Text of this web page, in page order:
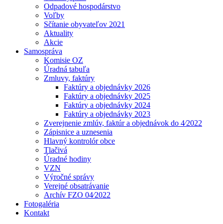
Odpadové hospodárstvo
Voľby
Sčítanie obyvateľov 2021
Aktuality
Akcie
Samospráva
Komisie OZ
Úradná tabuľa
Zmluvy, faktúry
Faktúry a objednávky 2026
Faktúry a objednávky 2025
Faktúry a objednávky 2024
Faktúry a objednávky 2023
Zverejnenie zmlúv, faktúr a objednávok do 4⁄2022
Zápisnice a uznesenia
Hlavný kontrolór obce
Tlačivá
Úradné hodiny
VZN
Výročné správy
Verejné obsatrávanie
Archív FZO 04⁄2022
Fotogaléria
Kontakt